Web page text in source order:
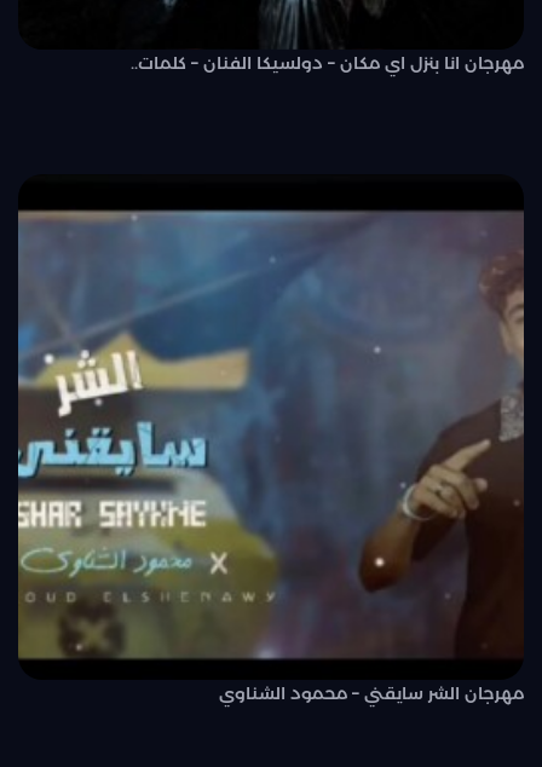
مهرجان انا بنزل اي مكان – دولسيكا الفنان – كلمات..
مهرجان الشر سايقني – محمود الشناوي